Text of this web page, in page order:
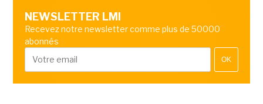
NEWSLETTER LMI
Recevez notre newsletter comme plus de 50000
abonnés
OK